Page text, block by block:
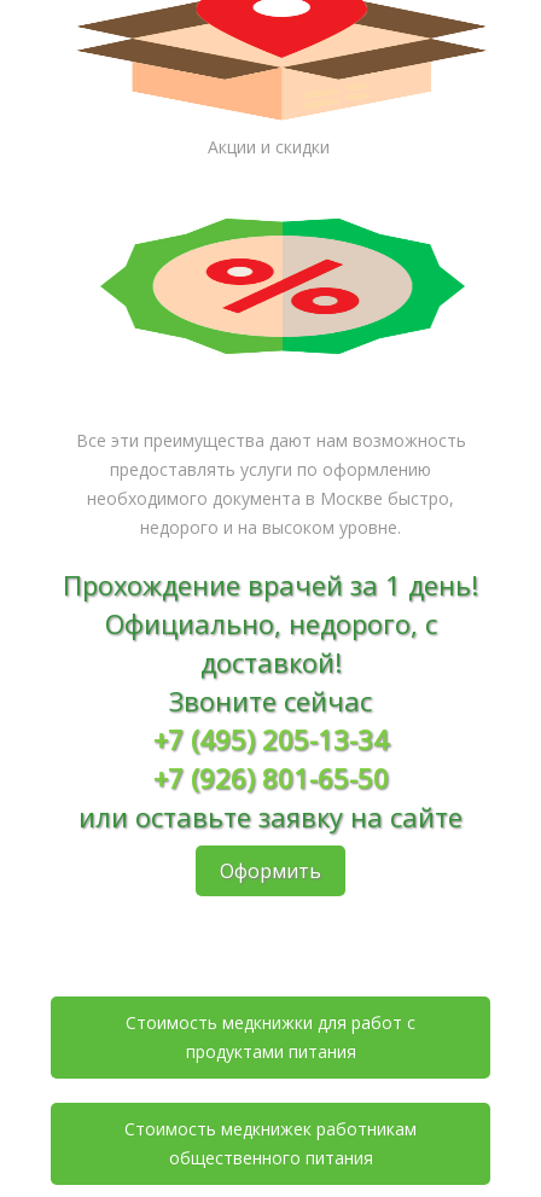
Акции и скидки
Все эти преимущества дают нам возможность
предоставлять услуги по оформлению
необходимого документа в Москве быстро,
недорого и на высоком уровне.
Прохождение врачей за 1 день!
Официально, недорого, с
доставкой!
Звоните сейчас
+7 (495) 205-13-34
+7 (926) 801-65-50
или оставьте заявку на сайте
Оформить
Стоимость медкнижки для работ с
продуктами питания
Стоимость медкнижек работникам
общественного питания